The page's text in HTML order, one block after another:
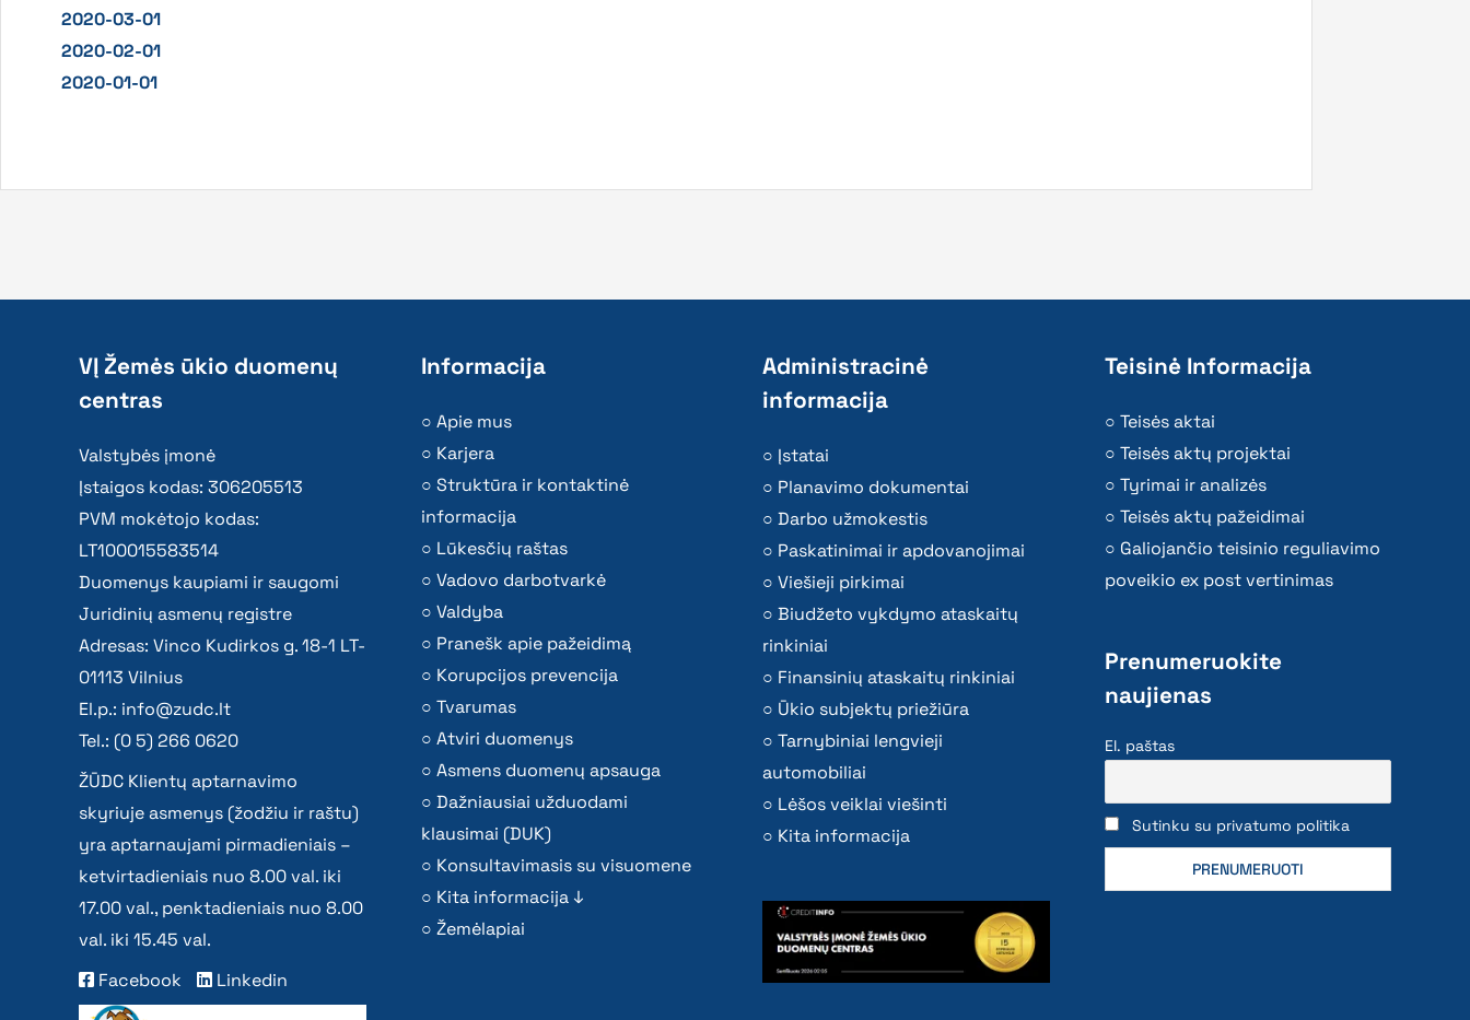
2020-03-01
2020-02-01
2020-01-01
VĮ Žemės ūkio duomenų
centras
Valstybės įmonė
Įstaigos kodas: 306205513
PVM mokėtojo kodas:
LT100015583514
Duomenys kaupiami ir saugomi
Juridinių asmenų registre
Adresas: Vinco Kudirkos g. 18-1 LT-
01113 Vilnius
El.p.: info@zudc.lt
Tel.: (0 5) 266 0620
ŽŪDC Klientų aptarnavimo
skyriuje asmenys (žodžiu ir raštu)
yra aptarnaujami pirmadieniais –
ketvirtadieniais nuo 8.00 val. iki
17.00 val., penktadieniais nuo 8.00
val. iki 15.45 val.
Facebook
Linkedin
Informacija
Apie mus
Karjera
Struktūra ir kontaktinė
informacija
Lūkesčių raštas
Vadovo darbotvarkė
Valdyba
Pranešk apie pažeidimą
Korupcijos prevencija
Tvarumas
Atviri duomenys
Asmens duomenų apsauga
Dažniausiai užduodami
klausimai (DUK)
Konsultavimasis su visuomene
Kita informacija ↓
Žemėlapiai
Administracinė
informacija
Įstatai
Planavimo dokumentai
Darbo užmokestis
Paskatinimai ir apdovanojimai
Viešieji pirkimai
Biudžeto vykdymo ataskaitų
rinkiniai
Finansinių ataskaitų rinkiniai
Ūkio subjektų priežiūra
Tarnybiniai lengvieji
automobiliai
Lėšos veiklai viešinti
Kita informacija
Teisinė Informacija
Teisės aktai
Teisės aktų projektai
Tyrimai ir analizės
Teisės aktų pažeidimai
Galiojančio teisinio reguliavimo
poveikio ex post vertinimas
Prenumeruokite
naujienas
El. paštas
Sutinku su privatumo politika